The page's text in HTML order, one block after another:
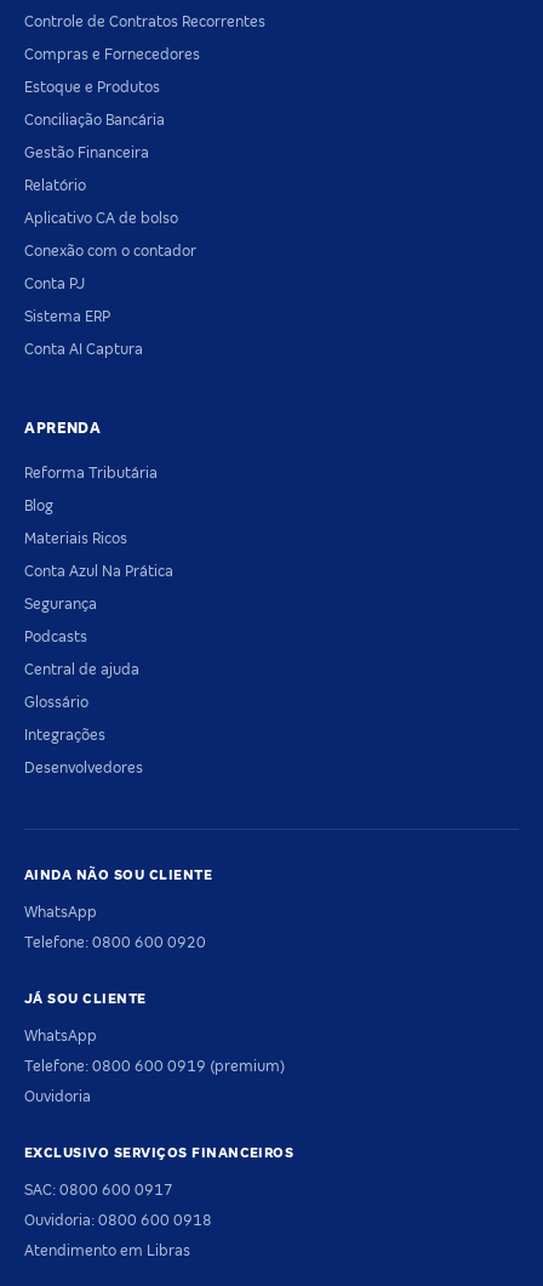
Controle de Contratos Recorrentes
Compras e Fornecedores
Estoque e Produtos
Conciliação Bancária
Gestão Financeira
Relatório
Aplicativo CA de bolso
Conexão com o contador
Conta PJ
Sistema ERP
Conta AI Captura
APRENDA
Reforma Tributária
Blog
Materiais Ricos
Conta Azul Na Prática
Segurança
Podcasts
Central de ajuda
Glossário
Integrações
Desenvolvedores
AINDA NÃO SOU CLIENTE
WhatsApp
Telefone: 0800 600 0920
JÁ SOU CLIENTE
WhatsApp
Telefone: 0800 600 0919 (premium)
Ouvidoria
EXCLUSIVO SERVIÇOS FINANCEIROS
SAC: 0800 600 0917
Ouvidoria: 0800 600 0918
Atendimento em Libras